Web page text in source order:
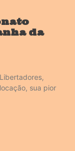
da
sua pior